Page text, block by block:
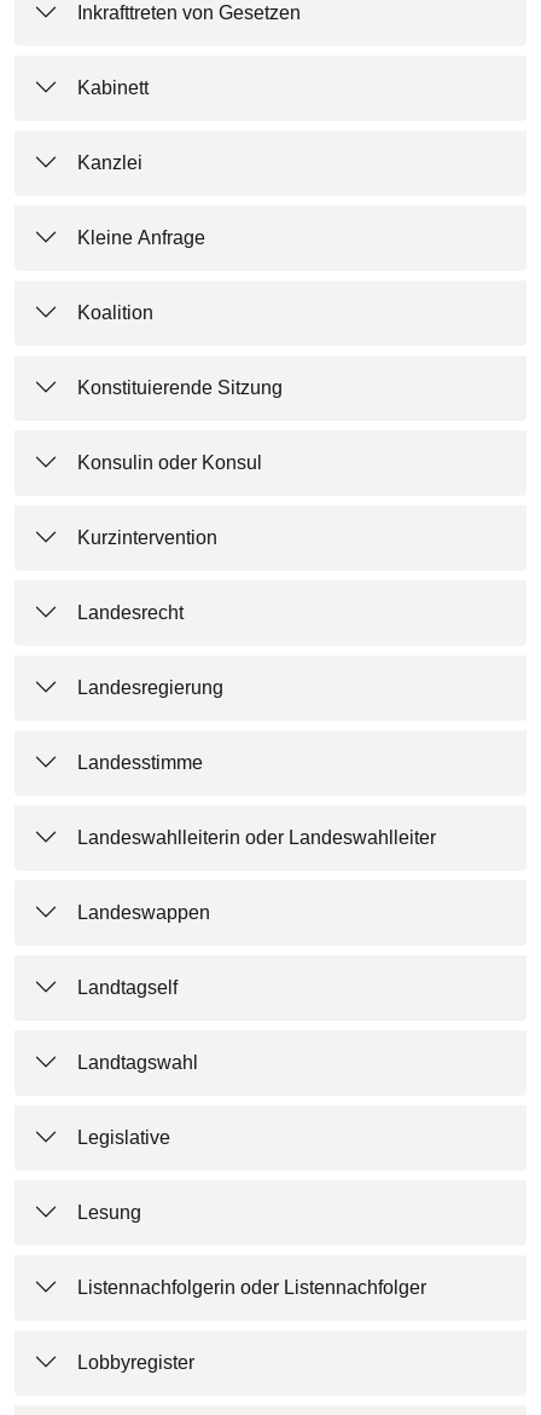
Inkrafttreten von Gesetzen
Kabinett
Kanzlei
Kleine Anfrage
Koalition
Konstituierende Sitzung
Konsulin oder Konsul
Kurzintervention
Landesrecht
Landesregierung
Landesstimme
Landeswahlleiterin oder Landeswahlleiter
Landeswappen
Landtagself
Landtagswahl
Legislative
Lesung
Listennachfolgerin oder Listennachfolger
Lobbyregister